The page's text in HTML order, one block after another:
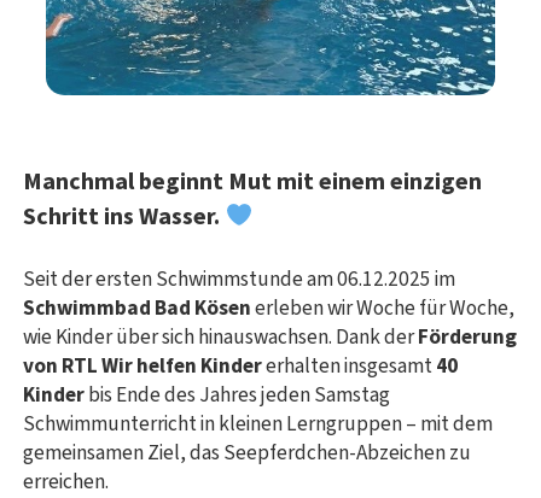
Manchmal beginnt Mut mit einem einzigen
Schritt ins Wasser.
Seit der ersten Schwimmstunde am 06.12.2025 im
Schwimmbad Bad Kösenerleben wir Woche für Woche,
wie Kinder über sich hinauswachsen. Dank derFörderung
von RTL Wir helfen Kindererhalten insgesamt40
Kinderbis Ende des Jahres jeden Samstag
Schwimmunterricht in kleinen Lerngruppen – mit dem
gemeinsamen Ziel, das Seepferdchen-Abzeichen zu
erreichen.